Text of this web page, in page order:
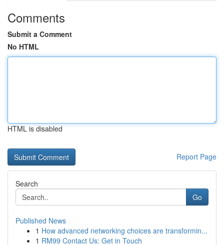
Comments
Submit a Comment
No HTML
HTML is disabled
Report Page
Search
Go
Published News
1 How advanced networking choices are transformin...
1 RM99 Contact Us: Get in Touch